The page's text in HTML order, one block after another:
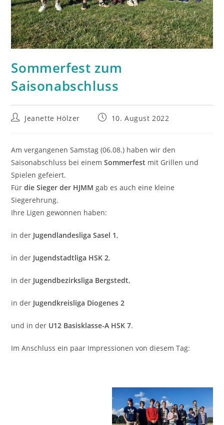
Sommerfest zum
Saisonabschluss
Beitrags-
Jeanette Hölzer
Beitrag10. August 2022
Am vergangenen Samstag (06.08.) haben wir den
Saisonabschluss bei einemSommerfest mit Grillen und
Spielen gefeiert.
Fürdie Sieger der HJMM gab es auch eine kleine
Siegerehrung.
Ihre Ligen gewonnen haben:
in der Jugendlandesliga Sasel 1,
in der Jugendstadtliga HSK 2,
in der Jugendbezirksliga Bergstedt,
in der Jugendkreisliga Diogenes 2
und in der U12 Basisklasse-A HSK 7.
Im Anschluss ein paar Impressionen von diesem Tag: